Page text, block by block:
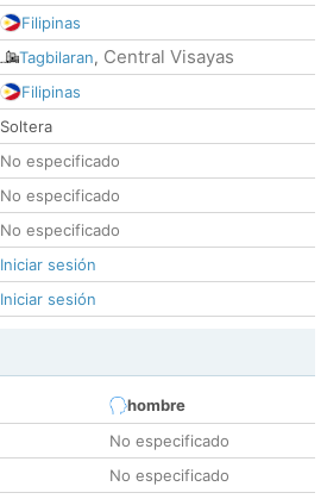
Filipinas
Tagbilaran, Central Visayas
Filipinas
Soltera
No especificado
No especificado
No especificado
Iniciar sesión
Iniciar sesión
hombre
No especificado
No especificado